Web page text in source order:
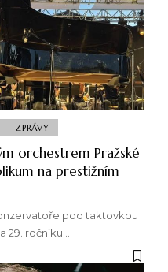
ZPRÁVY
orchestrem Pražské
na prestižním
pod taktovkou
29. ročníku…